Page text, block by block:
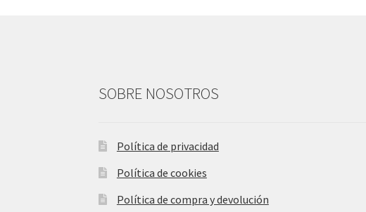
SOBRE NOSOTROS
Política de privacidad
Política de cookies
Política de compra y devolución